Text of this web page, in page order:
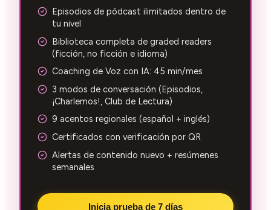
Episodios de pódcast ilimitados dentro de
tu nivel
Biblioteca completa de graded readers
(ficción, no ficción e idioma)
Coaching de Voz con IA: 45 min/mes
3 modos de conversación (Episodios,
¡Charlemos!, Club de Lectura)
9 acentos regionales (español + inglés)
Certificados con verificación por QR
Alertas de contenido nuevo + resúmenes
semanales
Inicia prueba de 7 días